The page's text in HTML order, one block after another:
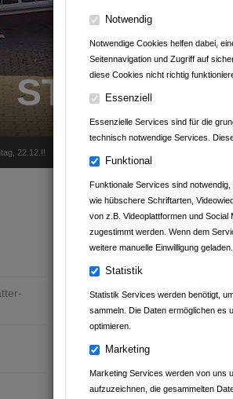
Notwendig
Notwendige Cookies helfen dabei,
Seitennavigation und Zugriff auf
diese Cookies nicht richtig
Essenziell
Essenzielle Services sind für die
technisch notwendige Services.
Funktional
Funktionale Services sind
wie hübschere Schriftarten,
von z.B. Videoplattformen und
zugestimmt werden. Wenn dem
weitere manuelle Einwilligung geladen.
Statistik
Statistik Services werden benötigt,
sammeln. Die Daten ermöglichen es
optimieren.
Marketing
Marketing Services werden von uns
aufzuzeichnen, die gesammelten
22.12.!!